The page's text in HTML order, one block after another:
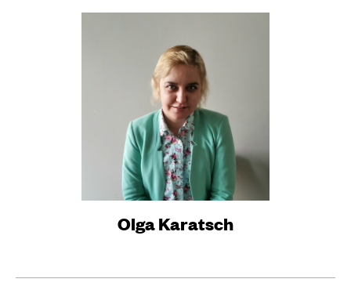
Olga Karatsch